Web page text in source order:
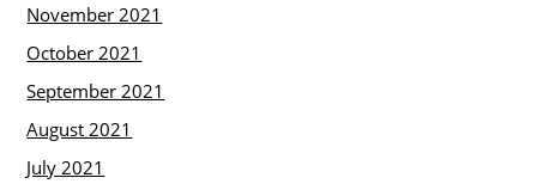
November 2021
October 2021
September 2021
August 2021
July 2021